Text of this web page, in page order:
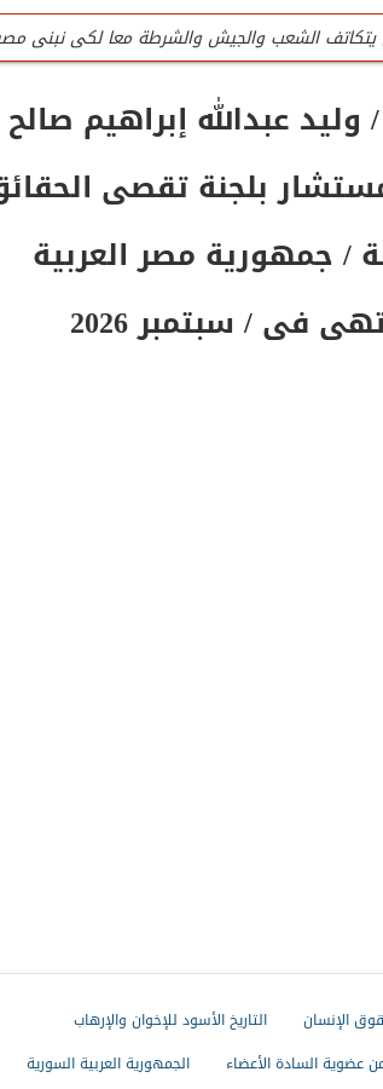
يتكاتف الشعب والجيش والشرطة معا لكى نبنى
جميع لجان المنظمة عمل تطوعى وليست وظيفه
الرئيسى للتواصل والإستفسار / 0201020407090
وليد عبدالله إبراهيم صالح
بلجنة تقصى
/ جمهورية مصر العربية
فى / سبتمبر 2026
الإنسان
التاريخ الأسود للإخوان والإرهاب
عضوية السادة الأعضاء الجمهورية العربية السورية